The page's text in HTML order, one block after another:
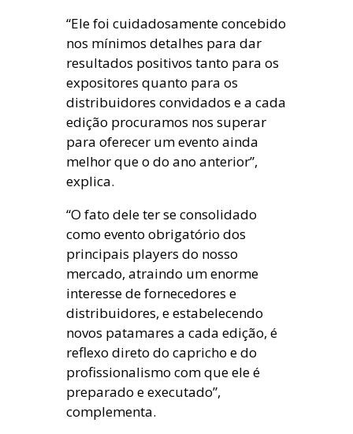
“Ele foi cuidadosamente concebido
nos mínimos detalhes para dar
resultados positivos tanto para os
expositores quanto para os
distribuidores convidados e a cada
edição procuramos nos superar
para oferecer um evento ainda
melhor que o do ano anterior”,
explica.
“O fato dele ter se consolidado
como evento obrigatório dos
principais players do nosso
mercado, atraindo um enorme
interesse de fornecedores e
distribuidores, e estabelecendo
novos patamares a cada edição, é
reflexo direto do capricho e do
profissionalismo com que ele é
preparado e executado”,
complementa.